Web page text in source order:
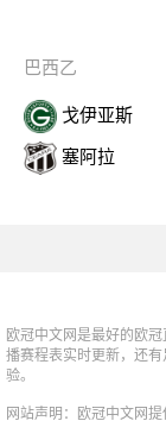
巴西乙
戈伊亚斯
塞阿拉
欧冠中文网是最好的欧
播赛程表实时更新，还
验。
网站声明：欧冠中文网